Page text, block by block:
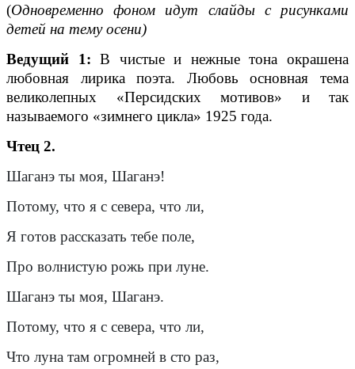
(Одновременно фоном идут слайды с рисунками
детей на тему осени)
Ведущий 1:В чистые и нежные тона окрашена
любовная лирика поэта. Любовь основная тема
великолепных «Персидских мотивов» и так
называемого «зимнего цикла» 1925 года.
Чтец 2.
Шаганэ ты моя, Шаганэ!
Потому, что я с севера, что ли,
Я готов рассказать тебе поле,
Про волнистую рожь при луне.
Шаганэ ты моя, Шаганэ.
Потому, что я с севера, что ли,
Что луна там огромней в сто раз,